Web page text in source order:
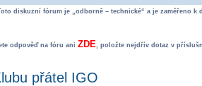
diskuzní fórum je „odborně – technické“ a je zaměřeno
odpověď na fóru ani ZDE, položte nejdřív dotaz v
přátel IGO